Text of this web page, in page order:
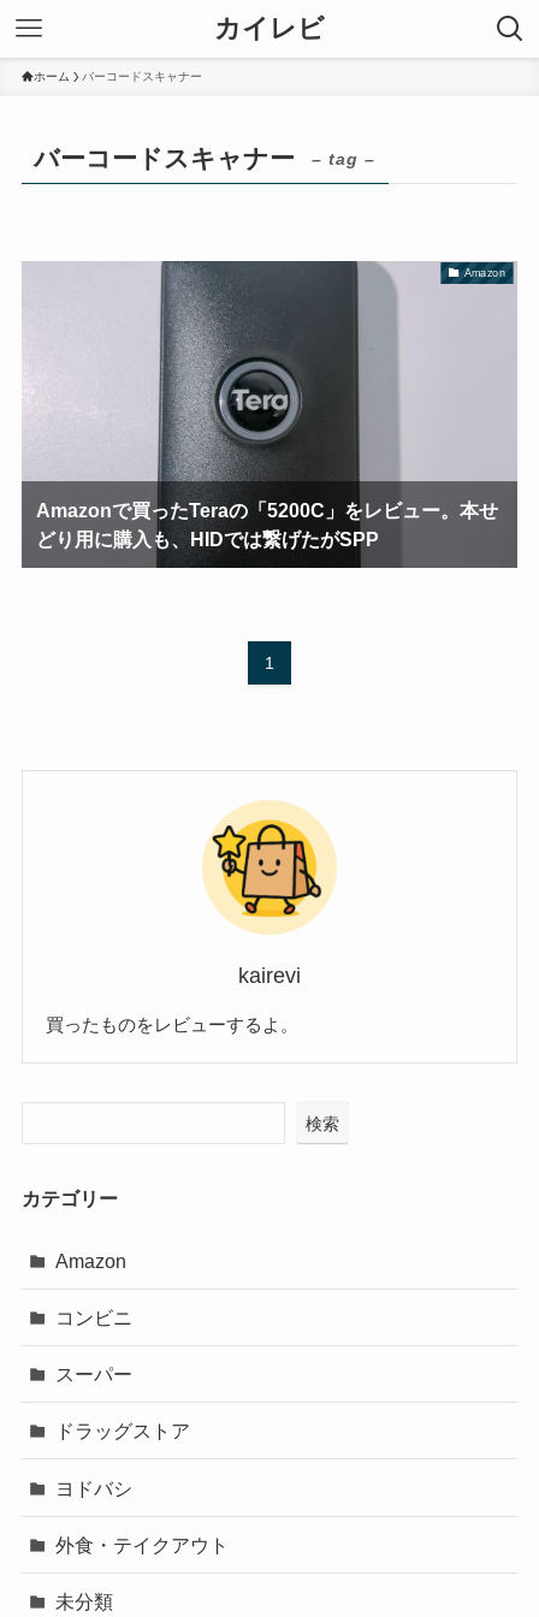
カイレビ
ホーム バーコードスキャナー
バーコードスキャナー – tag –
Amazon
Amazonで買ったTeraの「5200C」をレビュー。本せ
どり用に購入も、HIDでは繋げたがSPP
1
kairevi
買ったものをレビューするよ。
検索
カテゴリー
Amazon
コンビニ
スーパー
ドラッグストア
ヨドバシ
外食・テイクアウト
未分類